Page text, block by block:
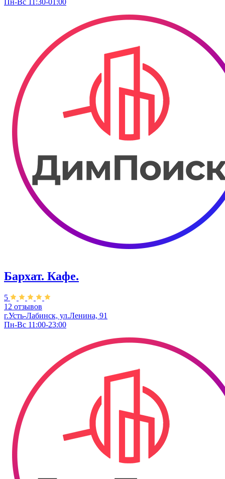
Пн-Вс 11:30-01:00
Бархат. Кафе.
5
12 отзывов
г.Усть-Лабинск, ул.Ленина, 91
Пн-Вс 11:00-23:00